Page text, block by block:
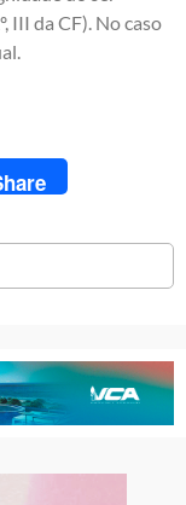
III da CF). No caso